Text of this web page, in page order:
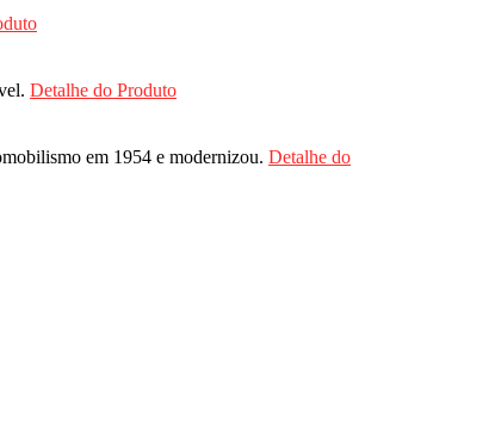
Detalhe do Produto
em 1954 e modernizou. Detalhe do